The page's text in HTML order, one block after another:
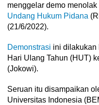
menggelar demo
Undang Hukum Pidana
(21/6/2022).
Demonstrasi ini dilakukan
Hari Ulang Tahun (HUT)
(Jokowi).
Seruan itu disampaikan
Universitas Indonesia